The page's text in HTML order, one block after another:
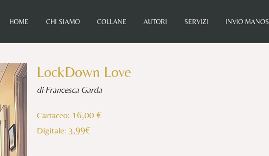
HOME CHI SIAMO COLLANE AUTORI SERVIZI INVIO
LockDown Love
di Francesca Garda
Cartaceo: 16,00 €
Digitale: 3,99€